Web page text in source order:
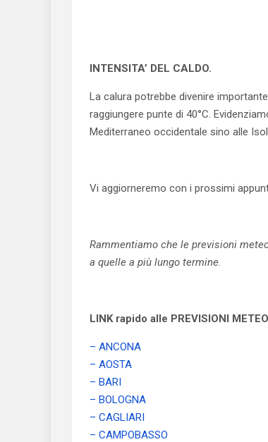
INTENSITA’ DEL CALDO.
La calura potrebbe divenire
raggiungere punte di 40°C.
Mediterraneo occidentale sino alle
Vi aggiorneremo con i prossimi
Rammentiamo che le previsioni
a quelle a più lungo termine.
LINK rapido alle PREVISIONI
– ANCONA
– AOSTA
– BARI
– BOLOGNA
– CAGLIARI
– CAMPOBASSO